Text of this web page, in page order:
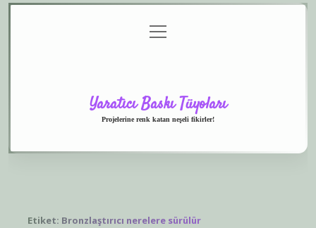
menüyü
aç
Yaratıcı Baskı Tüyoları
Projelerine renk katan neşeli fikirler!
Etiket: Bronzlaştırıcı nerelere sürülür